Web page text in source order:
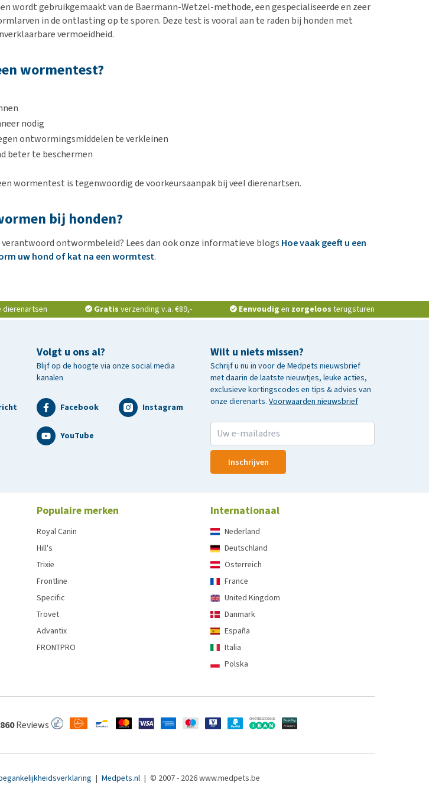
wordt gebruikgemaakt van de Baermann-Wetzel-methode, een gespecialiseerde en zeer
in de ontlasting op te sporen. Deze test is vooral aan te raden bij honden met
vermoeidheid.
wormentest?
nodig
ontwormingsmiddelen te verkleinen
beter te beschermen
wormentest is tegenwoordig de voorkeursaanpak bij veel dierenartsen.
bij honden?
verantwoord ontwormbeleid? Lees dan ook onze informatieve blogs Hoe vaak geeft u een
uw hond of kat na een wormtest.
dierenartsen Gratis verzending v.a. €89,- Eenvoudig en zorgeloos terugsturen
Wilt u niets missen?
Schrijf u nu in voor de Medpets nieuwsbrief
met daarin de laatste nieuwtjes, leuke acties,
exclusieve kortingscodes en tips & advies van
onze dierenarts. Voorwaarden nieuwsbrief
Inschrijven
Volgt u ons al?
Blijf op de hoogte via onze social media
kanalen
Facebook Instagram
YouTube
Populaire merken
Royal Canin
Hill's
Trixie
Frontline
Specific
Trovet
Advantix
FRONTPRO
Internationaal
Nederland
Deutschland
Österreich
France
United Kingdom
Danmark
España
Italia
Polska
Reviews
| Medpets.nl | © 2007 - 2026 www.medpets.be